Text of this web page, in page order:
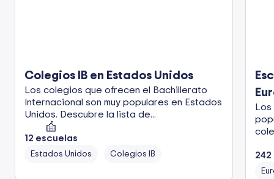
Colegios IB en Estados Unidos
Los colegios que ofrecen el Bachillerato
Internacional son muy populares en Estados
Unidos. Descubre la lista de...
12 escuelas
Estados Unidos Colegios IB 242